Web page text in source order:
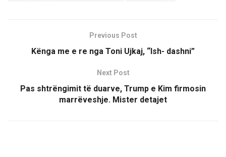
Previous Post
Kënga me e re nga Toni Ujkaj, “Ish- dashni”
Next Post
Pas shtrëngimit të duarve, Trump e Kim firmosin
marrëveshje. Mister detajet